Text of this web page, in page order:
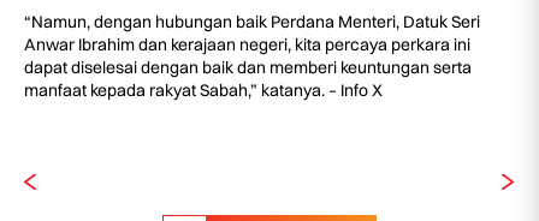
“Namun, dengan hubungan baik Perdana Menteri, Datuk Seri
Anwar Ibrahim dan kerajaan negeri, kita percaya perkara ini
dapat diselesai dengan baik dan memberi keuntungan serta
manfaat kepada rakyat Sabah,” katanya. – Info X